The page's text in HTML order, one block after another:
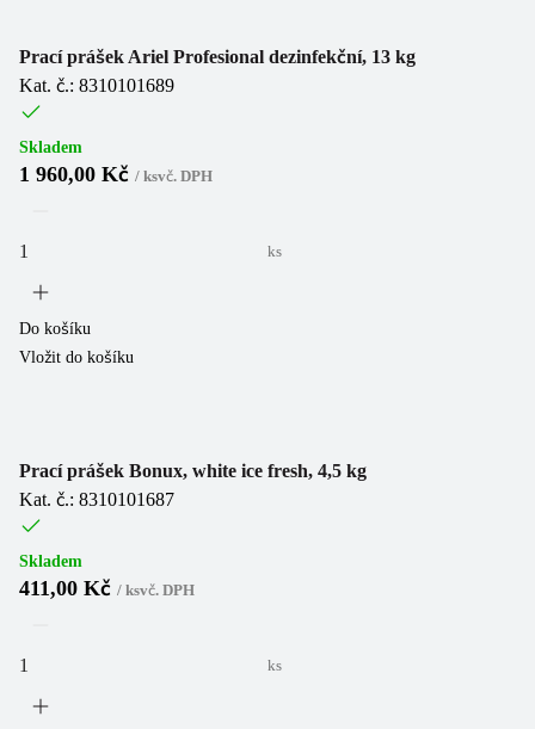
Prací prášek Ariel Profesional dezinfekční, 13 kg
Kat. č.: 8310101689
Skladem
1 960,00 Kč / ksvč. DPH
ks
Do košíku
Vložit do košíku
Prací prášek Bonux, white ice fresh, 4,5 kg
Kat. č.: 8310101687
Skladem
411,00 Kč / ksvč. DPH
ks